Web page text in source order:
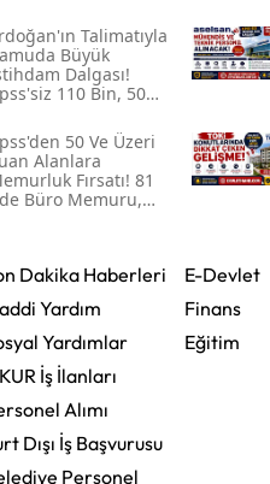
Ve
Şartları
Talimatıyla
Büyük
Dalgası!
110 Bin, 50
Alımı
50 Ve Üzeri
Alanlara
Fırsatı! 81
Büro Memuru,
Dakika Haberleri
Yardım
Yardımlar
İş İlanları
Alımı
Dışı İş Başvurusu
Personel
E-Devlet
Finans
Eğitim